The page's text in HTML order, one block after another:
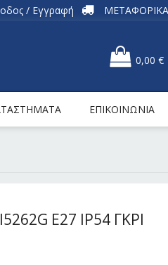
/ Εγγραφή
ΜΕΤΑΦΟΡΙΚΑ
0,00 €
ΕΠΙΚΟΙΝΩΝΙΑ
E27 IP54 ΓΚΡΙ